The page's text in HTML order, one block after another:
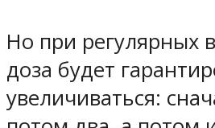
Но при регулярных
доза будет
увеличиваться: